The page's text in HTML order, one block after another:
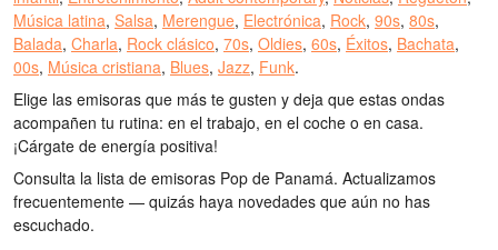
Música latina, Salsa, Merengue, Electrónica, Rock, 90s, 80s,
Balada, Charla, Rock clásico, 70s, Oldies, 60s, Éxitos, Bachata,
00s, Música cristiana, Blues, Jazz, Funk.
Elige las emisoras que más te gusten y deja que estas ondas
acompañen tu rutina: en el trabajo, en el coche o en casa.
¡Cárgate de energía positiva!
Consulta la lista de emisoras Pop de Panamá. Actualizamos
frecuentemente — quizás haya novedades que aún no has
escuchado.